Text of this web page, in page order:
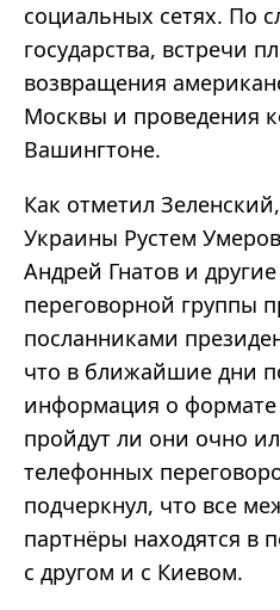
социальных сетях. По
государства, встречи
возвращения
Москвы и проведения
Вашингтоне.
Как отметил
Украины Рустем
Андрей Гнатов и
переговорной группы
посланниками
что в ближайшие дни
информация о
пройдут ли они очно
телефонных
подчеркнул, что все
партнёры находятся в
с другом и с Киевом.